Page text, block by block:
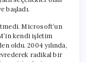
başladı.
Microsoft’un
kendi işletim
oldu. 2004 yılında,
radikal bir